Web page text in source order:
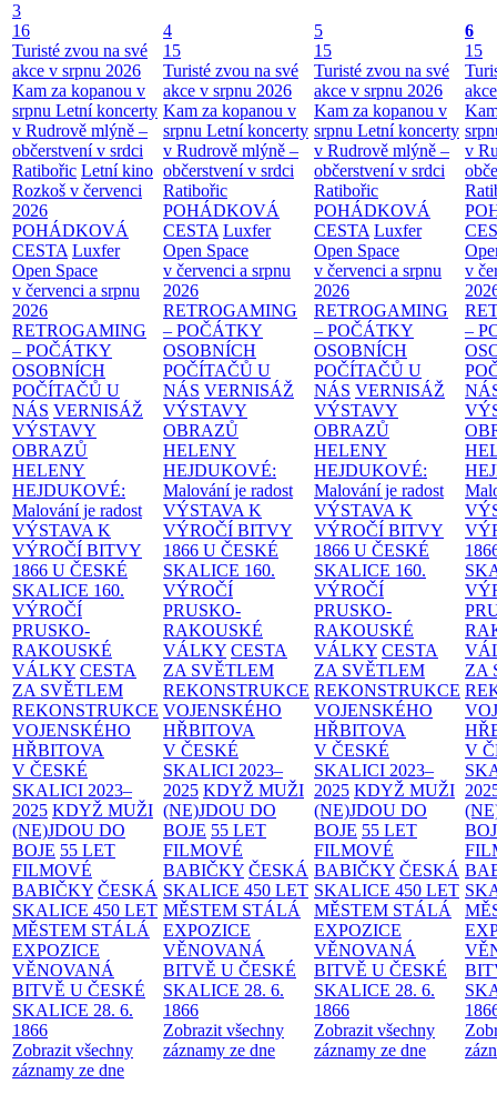
3
16
Turisté zvou na své
akce v srpnu 2026
Kam za kopanou v
srpnu Letní koncerty
v Rudrově mlýně –
občerstvení v srdci
Ratibořic Letní kino
Rozkoš v červenci
2026
POHÁDKOVÁ
CESTA Luxfer
Open Space
v červenci a srpnu
2026
RETROGAMING
– POČÁTKY
OSOBNÍCH
POČÍTAČŮ U
NÁS VERNISÁŽ
VÝSTAVY
OBRAZŮ
HELENY
HEJDUKOVÉ:
Malování je radost
VÝSTAVA K
VÝROČÍ BITVY
1866 U ČESKÉ
SKALICE 160.
VÝROČÍ
PRUSKO-
RAKOUSKÉ
VÁLKY CESTA
ZA SVĚTLEM
REKONSTRUKCE
VOJENSKÉHO
HŘBITOVA
V ČESKÉ
SKALICI 2023–
2025 KDYŽ MUŽI
(NE)JDOU DO
BOJE 55 LET
FILMOVÉ
BABIČKY ČESKÁ
SKALICE 450 LET
MĚSTEM STÁLÁ
EXPOZICE
VĚNOVANÁ
BITVĚ U ČESKÉ
SKALICE 28. 6.
1866
Zobrazit všechny
záznamy ze dne
4
15
Turisté zvou na své
akce v srpnu 2026
Kam za kopanou v
srpnu Letní koncerty
v Rudrově mlýně –
občerstvení v srdci
Ratibořic
POHÁDKOVÁ
CESTA Luxfer
Open Space
v červenci a srpnu
2026
RETROGAMING
– POČÁTKY
OSOBNÍCH
POČÍTAČŮ U
NÁS VERNISÁŽ
VÝSTAVY
OBRAZŮ
HELENY
HEJDUKOVÉ:
Malování je radost
VÝSTAVA K
VÝROČÍ BITVY
1866 U ČESKÉ
SKALICE 160.
VÝROČÍ
PRUSKO-
RAKOUSKÉ
VÁLKY CESTA
ZA SVĚTLEM
REKONSTRUKCE
VOJENSKÉHO
HŘBITOVA
V ČESKÉ
SKALICI 2023–
2025 KDYŽ MUŽI
(NE)JDOU DO
BOJE 55 LET
FILMOVÉ
BABIČKY ČESKÁ
SKALICE 450 LET
MĚSTEM STÁLÁ
EXPOZICE
VĚNOVANÁ
BITVĚ U ČESKÉ
SKALICE 28. 6.
1866
Zobrazit všechny
záznamy ze dne
5
15
Turisté zvou na své
akce v srpnu 2026
Kam za kopanou v
srpnu Letní koncerty
v Rudrově mlýně –
občerstvení v srdci
Ratibořic
POHÁDKOVÁ
CESTA Luxfer
Open Space
v červenci a srpnu
2026
RETROGAMING
– POČÁTKY
OSOBNÍCH
POČÍTAČŮ U
NÁS VERNISÁŽ
VÝSTAVY
OBRAZŮ
HELENY
HEJDUKOVÉ:
Malování je radost
VÝSTAVA K
VÝROČÍ BITVY
1866 U ČESKÉ
SKALICE 160.
VÝROČÍ
PRUSKO-
RAKOUSKÉ
VÁLKY CESTA
ZA SVĚTLEM
REKONSTRUKCE
VOJENSKÉHO
HŘBITOVA
V ČESKÉ
SKALICI 2023–
2025 KDYŽ MUŽI
(NE)JDOU DO
BOJE 55 LET
FILMOVÉ
BABIČKY ČESKÁ
SKALICE 450 LET
MĚSTEM STÁLÁ
EXPOZICE
VĚNOVANÁ
BITVĚ U ČESKÉ
SKALICE 28. 6.
1866
Zobrazit všechny
záznamy ze dne
6
15
v
v
–
ZA
V